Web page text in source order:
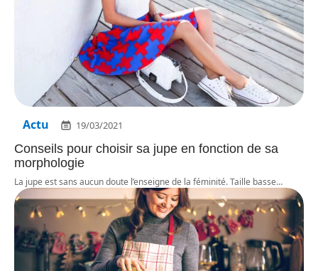
Actu 19/03/2021
Conseils pour choisir sa jupe en fonction de sa
morphologie
La jupe est sans aucun doute l’enseigne de la féminité. Taille basse…